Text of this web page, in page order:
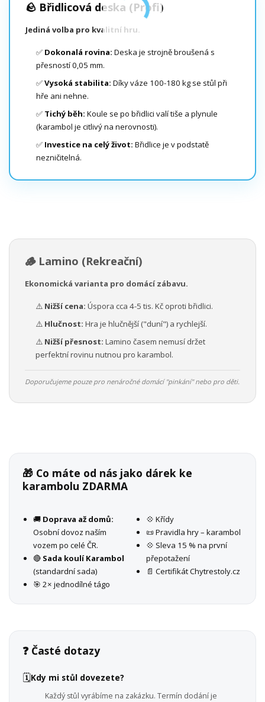
🪨 Břidlicová deska (Profi)
Jediná volba pro kvalitní hru.
✅ Dokonalá rovina: Deska je strojně broušená s
přesností 0,05 mm.
✅Vysoká stabilita: Díky váze 100-180 kg se stůl při
hře ani nehne.
✅ Tichý běh: Koule se po břidlici valí tiše a plynule
(karambol je citlivý na nerovnosti).
✅ Investice na celý život: Břidlice je v podstatě
nezničitelná.
🪵 Lamino (Rekreační)
Ekonomická varianta pro domácí zábavu.
⚠️ Nižší cena: Úspora cca 4-5 tis. Kč oproti břidlici.
⚠️ Hlučnost: Hra je hlučnější ("duní") a rychlejší.
⚠️ Nižší přesnost: Lamino časem nemusí držet
perfektní rovinu nutnou pro karambol.
Doporučujeme pouze pro nenáročné domácí "pinkání" nebo pro děti.
🎁 Co máte od nás jako dárek ke
karambolu ZDARMA
🚚 Doprava až domů:
Osobní dovoz naším
vozem po celé ČR.
🔴 Sada koulí Karambol
(standardní sada)
🎯 2× jednodílné tágo
💠 Křídy
📜 Pravidla hry – karambol
💠 Sleva 15 % na první
přepotažení
📄 Certifikát Chytrestoly.cz
❓ Časté dotazy
🗓️Kdy mi stůl dovezete?
Každý stůl vyrábíme na zakázku. Termín dodání je